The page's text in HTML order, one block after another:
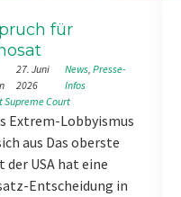
für
27. Juni
2026
News, Presse-
Infos
Supreme Court
Extrem-Lobbyismus
aus Das oberste
der USA hat eine
Entscheidung in